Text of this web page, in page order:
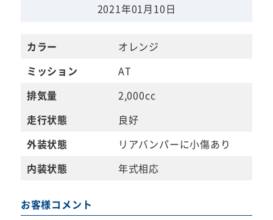
2021年01月10日
カラー
オレンジ
ミッション
AT
排気量
2,000cc
走行状態
良好
外装状態
リアバンパーに小傷あり
内装状態
年式相応
お客様コメント